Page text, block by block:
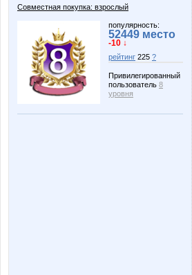
Совместная покупка: взрослый
популярность:
52449 место
-10 ↓
рейтинг 225 ?
Привилегированный
пользователь 8
уровня